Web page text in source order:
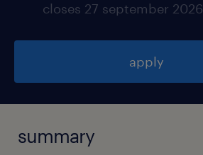
closes 27 september 2026
apply
summary